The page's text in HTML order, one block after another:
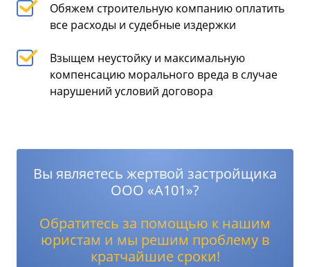
Обяжем строительную компанию оплатить
все расходы и судебные издержки
Взыщем неустойку и максимальную
компенсацию морального вреда в случае
нарушений условий договора
Вы являетесь жертвой застройщика
ООО «А101»?
Обратитесь за помощью к нашим
юристам и мы решим проблему в
кратчайшие сроки!